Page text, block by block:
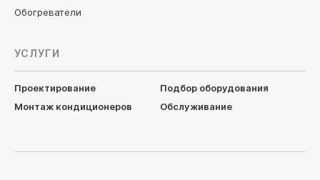
Обогреватели
УСЛУГИ
Проектирование
Подбор оборудования
Монтаж кондиционеров
Обслуживание